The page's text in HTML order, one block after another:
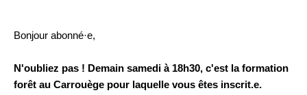
Bonjour abonné·e,
N'oubliez pas ! Demain samedi à 18h30, c'est la formation
forêt au Carrouège pour laquelle vous êtes inscrit.e.